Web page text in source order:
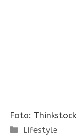
Foto: Thinkstock
Categorie
Lifestyle